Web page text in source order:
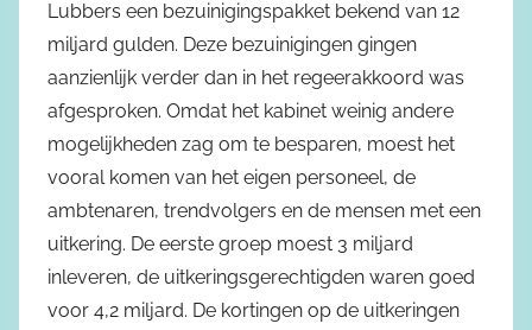
Lubbers een bezuinigingspakket bekend van 12
miljard gulden. Deze bezuinigingen gingen
aanzienlijk verder dan in het regeerakkoord was
afgesproken. Omdat het kabinet weinig andere
mogelijkheden zag om te besparen, moest het
vooral komen van het eigen personeel, de
ambtenaren, trendvolgers en de mensen met een
uitkering. De eerste groep moest 3 miljard
inleveren, de uitkeringsgerechtigden waren goed
voor 4,2 miljard. De kortingen op de uitkeringen